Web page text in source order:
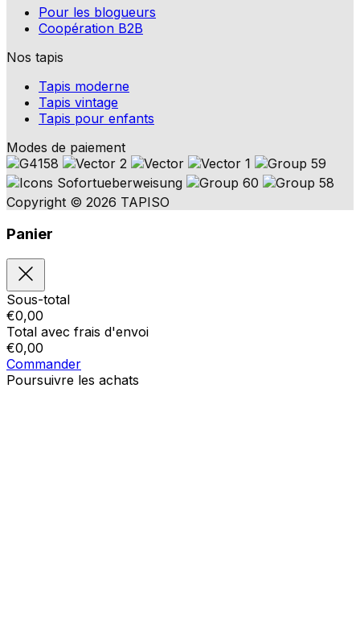
Pour les blogueurs
Coopération B2B
Nos tapis
Tapis moderne
Tapis vintage
Tapis pour enfants
Modes de paiement
Copyright © 2026 TAPISO
Panier
Sous-total
€0,00
Total avec frais d'envoi
€0,00
Commander
Poursuivre les achats